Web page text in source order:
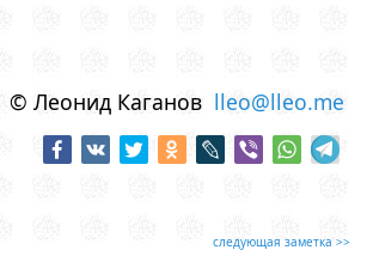
© Леонид Каганов lleo@lleo.me
следующая заметка >>